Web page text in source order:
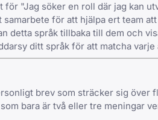
"Jag söker en roll där jag kan
för att hjälpa ert team
detta språk tillbaka till dem och
ditt språk för att matcha
brev som sträcker sig
bara är två eller tre meningar